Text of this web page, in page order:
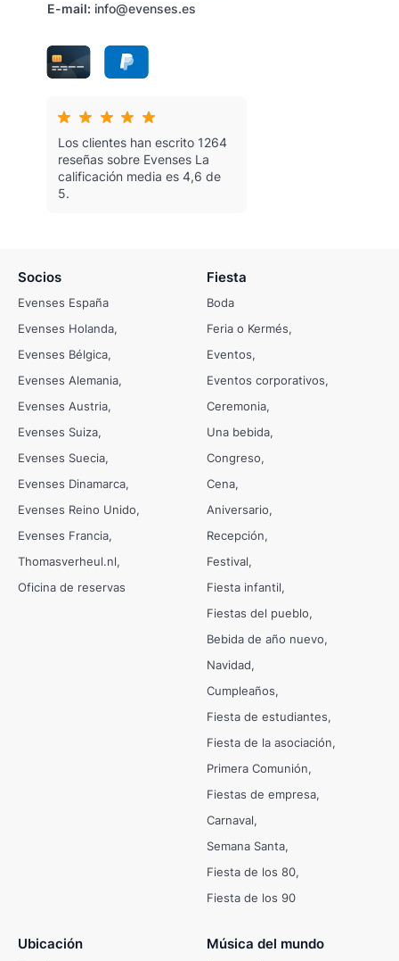
E-mail: info@evenses.es
Los clientes han escrito 1264
reseñas sobre Evenses La
calificación media es 4,6 de
5.
Socios
Evenses España
Evenses Holanda
Evenses Bélgica
Evenses Alemania
Evenses Austria
Evenses Suiza
Evenses Suecia
Evenses Dinamarca
Evenses Reino Unido
Evenses Francia
Thomasverheul.nl
Oficina de reservas
Fiesta
Boda
Feria o Kermés
Eventos
Eventos corporativos
Ceremonia
Una bebida
Congreso
Cena
Aniversario
Recepción
Festival
Fiesta infantil
Fiestas del pueblo
Bebida de año nuevo
Navidad
Cumpleaños
Fiesta de estudiantes
Fiesta de la asociación
Primera Comunión
Fiestas de empresa
Carnaval
Semana Santa
Fiesta de los 80
Fiesta de los 90
Ubicación Música del mundo